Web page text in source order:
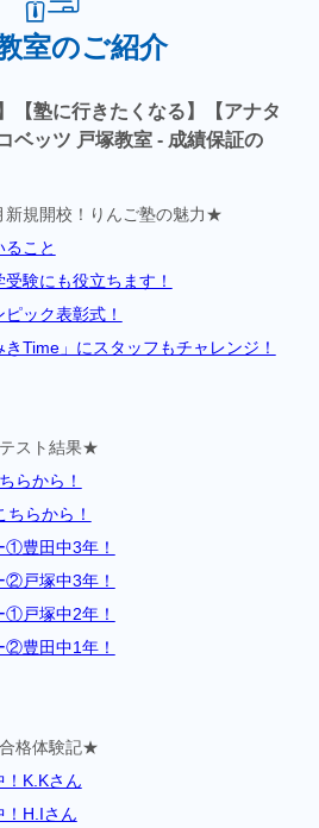
室のご紹介
【塾に行きたくなる】【アナタ
ベッツ 戸塚教室 - 成績保証の
規開校！りんご塾の魅力★
ること
験にも役立ちます！
ック表彰式！
Time」にスタッフもチャレンジ！
スト結果★
らから！
ちらから！
①豊田中3年！
②戸塚中3年！
①戸塚中2年！
②豊田中1年！
格体験記★
！K.Kさん
！H.Iさん